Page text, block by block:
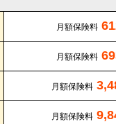
月額保険料
月額保険料
月額保険料
月額保険料